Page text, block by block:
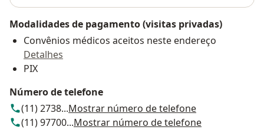
Modalidades de pagamento (visitas privadas)
Convênios médicos aceitos neste endereço
Detalhes
PIX
Número de telefone
(11) 2738...Mostrar número de telefone
(11) 97700...Mostrar número de telefone